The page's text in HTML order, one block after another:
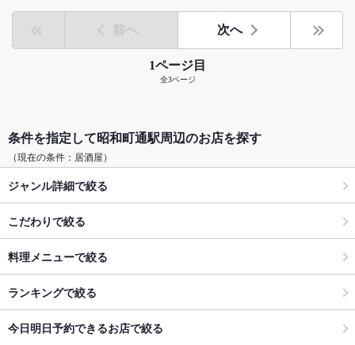
前へ 次へ
1ページ目
全3ページ
条件を指定して昭和町通駅周辺のお店を探す
（現在の条件：居酒屋）
ジャンル詳細で絞る
こだわりで絞る
料理メニューで絞る
ランキングで絞る
今日明日予約できるお店で絞る